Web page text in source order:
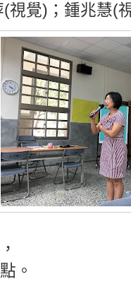
視覺)；鍾兆慧(
。